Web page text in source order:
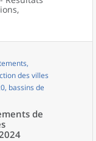
des villes
bassins de
de